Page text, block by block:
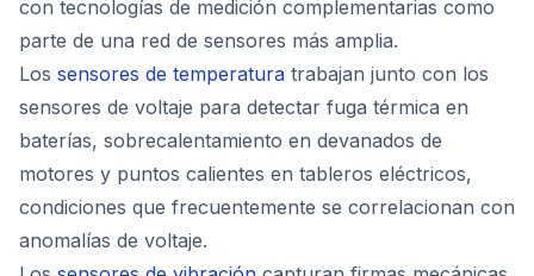
con tecnologías de medición complementarias como
parte de una red de sensores más amplia.
Los sensores de temperatura trabajan junto con los
sensores de voltaje para detectar fuga térmica en
baterías, sobrecalentamiento en devanados de
motores y puntos calientes en tableros eléctricos,
condiciones que frecuentemente se correlacionan con
anomalías de voltaje.